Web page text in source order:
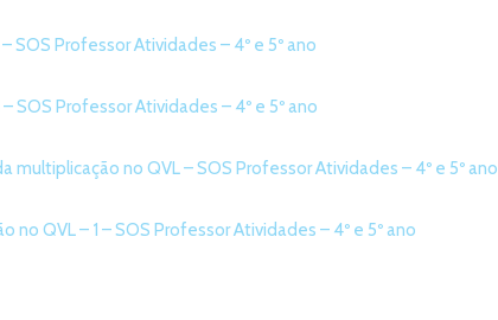
SOS Professor Atividades – 4º e 5º ano
SOS Professor Atividades – 4º e 5º ano
multiplicação no QVL – SOS Professor Atividades – 4º e 5º ano
no QVL – 1 – SOS Professor Atividades – 4º e 5º ano